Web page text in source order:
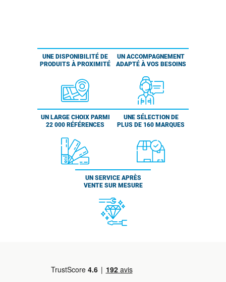
UNE DISPONIBILITÉ DE
PRODUITS À PROXIMITÉ
UN ACCOMPAGNEMENT
ADAPTÉ À VOS BESOINS
UN LARGE CHOIX PARMI
22 000 RÉFÉRENCES
UNE SÉLECTION DE
PLUS DE 160 MARQUES
UN SERVICE APRÈS
VENTE SUR MESURE